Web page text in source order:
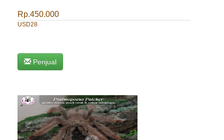
Rp.450.000
USD28
Penjual